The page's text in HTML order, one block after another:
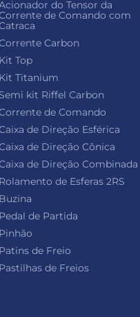
do Tensor da
de Comando com
Carbon
Kit Top
Kit Titanium
Semi kit Riffel Carbon
de Comando
de Direção Esférica
de Direção Cônica
de Direção Combinada
Rolamento de Esferas 2RS
Buzina
Pedal de Partida
Pinhão
Patins de Freio
Pastilhas de Freios